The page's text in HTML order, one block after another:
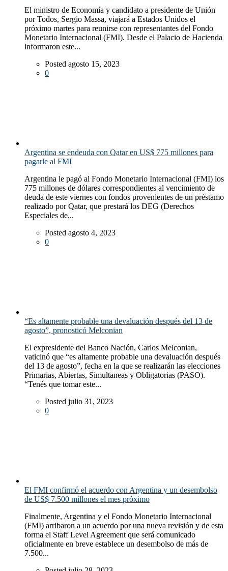
El ministro de Economía y candidato a presidente de Unión
por Todos, Sergio Massa, viajará a Estados Unidos el
próximo martes para reunirse con representantes del Fondo
Monetario Internacional (FMI). Desde el Palacio de Hacienda
informaron este...
Posted agosto 15, 2023
0
Argentina se endeuda con Qatar en US$ 775 millones para
pagarle al FMI
Argentina le pagó al Fondo Monetario Internacional (FMI) los
775 millones de dólares correspondientes al vencimiento de
deuda de este viernes con fondos provenientes de un préstamo
realizado por Qatar, que prestará los DEG (Derechos
Especiales de...
Posted agosto 4, 2023
0
“Es altamente probable una devaluación después del 13 de
agosto”, pronosticó Melconian
El expresidente del Banco Nación, Carlos Melconian,
vaticinó que “es altamente probable una devaluación después
del 13 de agosto”, fecha en la que se realizarán las elecciones
Primarias, Abiertas, Simultaneas y Obligatorias (PASO).
“Tenés que tomar este...
Posted julio 31, 2023
0
El FMI confirmó el acuerdo con Argentina y un desembolso
de US$ 7.500 millones el mes próximo
Finalmente, Argentina y el Fondo Monetario Internacional
(FMI) arribaron a un acuerdo por una nueva revisión y de esta
forma el Staff Level Agreement que será comunicado
oficialmente en breve establece un desembolso de más de
7.500...